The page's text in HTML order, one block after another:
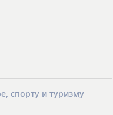
спорту и туризму